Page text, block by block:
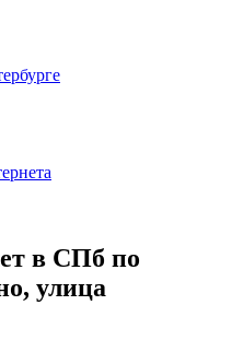
в СПб по
улица